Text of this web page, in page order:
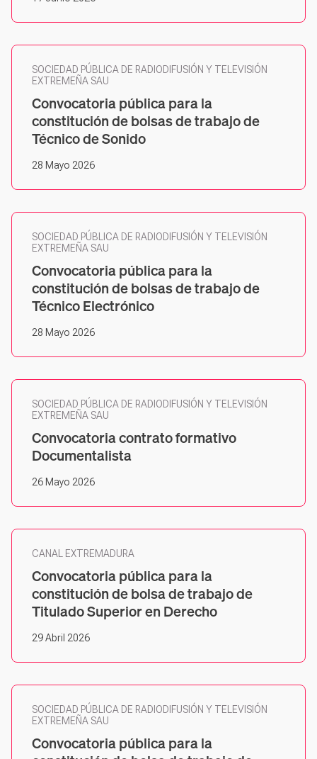
SOCIEDAD PÚBLICA DE RADIODIFUSIÓN Y TELEVISIÓN
EXTREMEÑA SAU
Convocatoria pública para la
constitución de bolsas de trabajo de
Técnico de Sonido
28 Mayo 2026
SOCIEDAD PÚBLICA DE RADIODIFUSIÓN Y TELEVISIÓN
EXTREMEÑA SAU
Convocatoria pública para la
constitución de bolsas de trabajo de
Técnico Electrónico
28 Mayo 2026
SOCIEDAD PÚBLICA DE RADIODIFUSIÓN Y TELEVISIÓN
EXTREMEÑA SAU
Convocatoria contrato formativo
Documentalista
26 Mayo 2026
CANAL EXTREMADURA
Convocatoria pública para la
constitución de bolsa de trabajo de
Titulado Superior en Derecho
29 Abril 2026
SOCIEDAD PÚBLICA DE RADIODIFUSIÓN Y TELEVISIÓN
EXTREMEÑA SAU
Convocatoria pública para la